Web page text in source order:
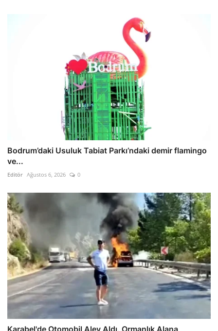
Bodrum’daki Usuluk Tabiat Parkı’ndaki demir flamingo
ve...
Editör Ağustos 6, 2026 0
Karabel'de Otomobil Alev Aldı, Ormanlık Alana